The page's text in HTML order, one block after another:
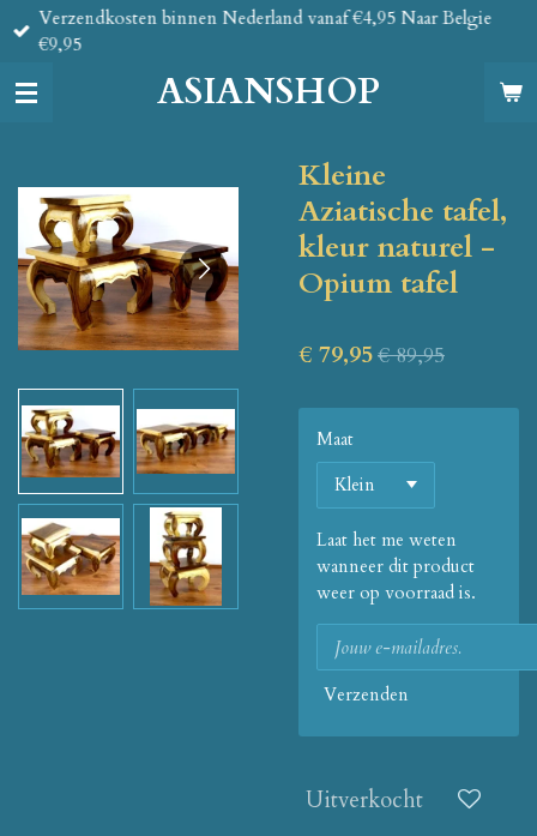
Ga
direct
de
ASIANSHOP
Verzendkosten binnen Nederland vanaf €4,95 Naar Belgie
€9,95
Kleine
Aziatische tafel,
kleur naturel -
Opium tafel
€ 79,95€ 89,95
Maat
Laat het me weten
wanneer dit product
weer op voorraad is.
Verzenden
Uitverkocht